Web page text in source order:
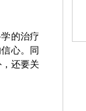
的治疗
心。同
还要关